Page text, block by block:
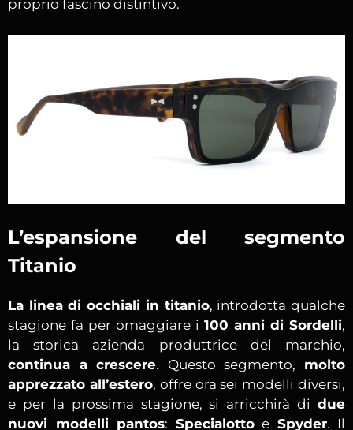
proprio fascino distintivo.
L’espansione del segmento
Titanio
La linea di occhiali in titanio, introdotta qualche
stagione fa per omaggiare i 100 anni di Sordelli,
la storica azienda produttrice del marchio,
continua a crescere. Questo segmento, molto
apprezzato all’estero, offre ora sei modelli diversi,
e per la prossima stagione, si arricchirà di due
nuovi modelli pantos: Specialottoe Spyder. Il